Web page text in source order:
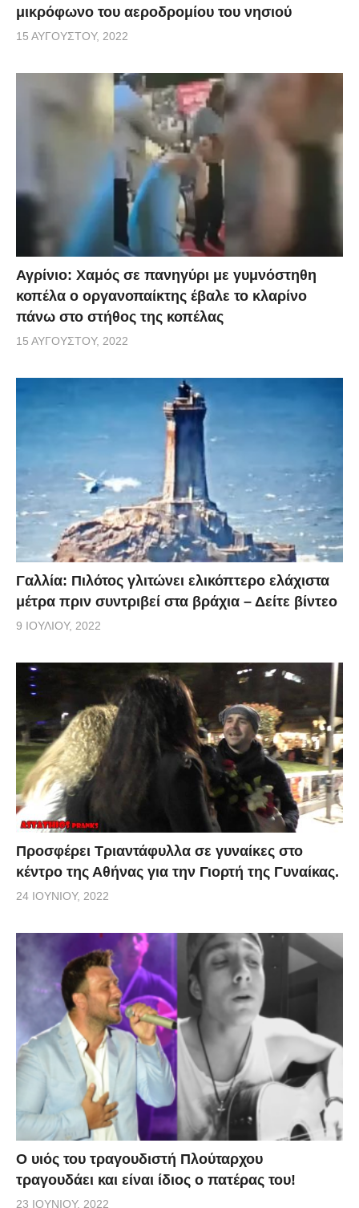
μικρόφωνο του αεροδρομίου του νησιού
15 ΑΥΓΟΎΣΤΟΥ, 2022
Αγρίνιο: Χαμός σε πανηγύρι με γυμνόστηθη
κοπέλα ο οργανοπαίκτης έβαλε το κλαρίνο
πάνω στο στήθος της κοπέλας
15 ΑΥΓΟΎΣΤΟΥ, 2022
Γαλλία: Πιλότος γλιτώνει ελικόπτερο ελάχιστα
μέτρα πριν συντριβεί στα βράχια – Δείτε βίντεο
9 ΙΟΥΛΊΟΥ, 2022
Προσφέρει Τριαντάφυλλα σε γυναίκες στο
κέντρο της Αθήνας για την Γιορτή της Γυναίκας.
24 ΙΟΥΝΊΟΥ, 2022
O υιός του τραγουδιστή Πλούταρχου
τραγουδάει και είναι ίδιος ο πατέρας του!
23 ΙΟΥΝΊΟΥ, 2022